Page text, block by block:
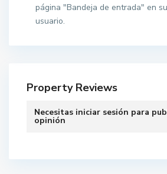
página "Bandeja de entrada" en
usuario.
Property Reviews
Necesitas iniciar sesión para
opinión